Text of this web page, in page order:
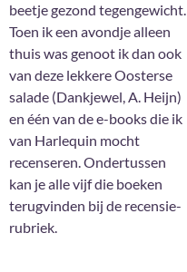
beetje gezond tegengewicht.
Toen ik een avondje alleen
thuis was genoot ik dan ook
van deze lekkere Oosterse
salade (Dankjewel, A. Heijn)
en één van de e-books die ik
van Harlequin mocht
recenseren. Ondertussen
kan je alle vijf die boeken
terugvinden bij de recensie-
rubriek.